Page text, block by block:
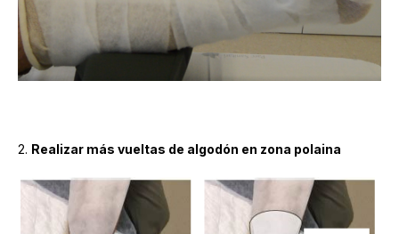
2. Realizar más vueltas de algodón en zona polaina